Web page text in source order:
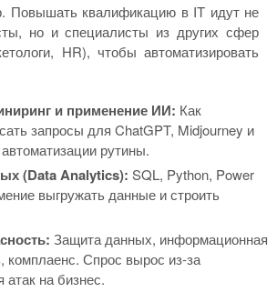
Повышать квалификацию в IT идут не
но и специалисты из других сфер
HR), чтобы автоматизировать
и применение ИИ: Как
запросы для ChatGPT, Midjourney и
рутины.
(Data Analytics): SQL, Python, Power
выгружать данные и строить
Защита данных, информационная
комплаенс. Спрос вырос из-за
атак на бизнес.